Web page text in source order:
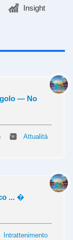
Insight
— No
Attualità
... �
Intrattenimento